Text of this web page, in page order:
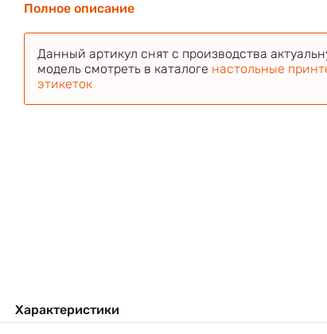
Полное описание
Данный артикул снят с производства
модель смотреть в каталоге настольные
этикеток
Характеристики